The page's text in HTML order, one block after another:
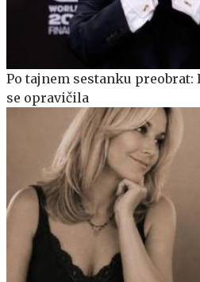
Po tajnem sestanku
se opravičila